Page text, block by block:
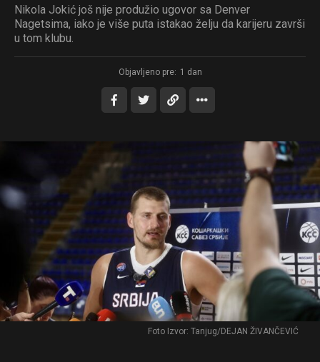
Nikola Jokić još nije produžio ugovor sa Denver
Nagetsima, iako je više puta istakao želju da karijeru završi
u tom klubu.
Objavljeno pre: 1 dan
Foto Izvor: Tanjug/DEJAN ŽIVANČEVIĆ